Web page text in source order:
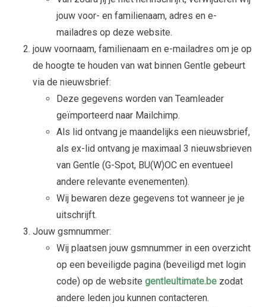
jouw voor- en familienaam, adres en e-
mailadres op deze website.
jouw voornaam, familienaam en e-mailadres om je op
de hoogte te houden van wat binnen Gentle gebeurt
via de nieuwsbrief:
Deze gegevens worden van Teamleader
geïmporteerd naar Mailchimp.
Als lid ontvang je maandelijks een nieuwsbrief,
als ex-lid ontvang je maximaal 3 nieuwsbrieven
van Gentle (G-Spot, BU(W)OC en eventueel
andere relevante evenementen).
Wij bewaren deze gegevens tot wanneer je je
uitschrijft.
Jouw gsmnummer:
Wij plaatsen jouw gsmnummer in een overzicht
op een beveiligde pagina (beveiligd met login
code) op de website gentleultimate.be zodat
andere leden jou kunnen contacteren.